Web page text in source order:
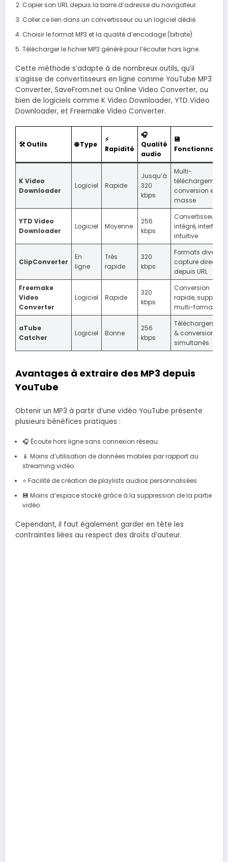
Copier son URL depuis la barre d’adresse du navigateur.
Coller ce lien dans un convertisseur ou un logiciel dédié.
Choisir le format MP3 et la qualité d’encodage (bitrate).
Télécharger le fichier MP3 généré pour l’écouter hors ligne.
Cette méthode s’adapte à de nombreux outils, qu’il
s’agisse de convertisseurs en ligne comme YouTube MP3
Converter, SaveFrom.net ou Online Video Converter, ou
bien de logiciels comme K Video Downloader, YTD Video
Downloader, et Freemake Video Converter.
🛠️ Outils 🌐 Type
⚡
Rapidité
🎧
Qualité
audio
💾
K Video
Downloader
Logiciel Rapide
Jusqu’à
320
kbps
Multi-
téléchargements,
conversion en
masse
YTD Video
Downloader
Logiciel Moyenne
256
kbps
Convertisseur
intégré, interface
intuitive
ClipConverter
En
ligne
Très
rapide
320
kbps
Formats divers,
capture directe
depuis URL
Freemake
Video
Converter
Logiciel Rapide
320
kbps
Conversion
rapide, support
multi-formats
aTube
Catcher
Logiciel Bonne
256
kbps
Téléchargement
& conversion
simultanés
Avantages à extraire des MP3 depuis
YouTube
Obtenir un MP3 à partir d’une vidéo YouTube présente
plusieurs bénéfices pratiques :
🎧 Écoute hors ligne sans connexion réseau.
📱 Moins d’utilisation de données mobiles par rapport au
streaming vidéo.
⭐ Facilité de création de playlists audios personnalisées.
💾 Moins d’espace stocké grâce à la suppression de la partie
vidéo.
Cependant, il faut également garder en tête les
contraintes liées au respect des droits d’auteur.